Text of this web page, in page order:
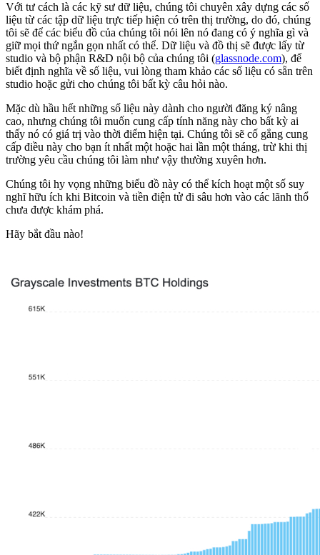
Với tư cách là các kỹ sư dữ liệu, chúng tôi chuyên xây dựng các số
liệu từ ​​các tập dữ liệu trực tiếp hiện có trên thị trường, do đó, chúng
tôi sẽ để các biểu đồ của chúng tôi nói lên nó đang có ý nghĩa gì và
giữ mọi thứ ngắn gọn nhất có thể. Dữ liệu và đồ thị sẽ được lấy từ
studio và bộ phận R&D nội bộ của chúng tôi (glassnode.com), để
biết định nghĩa về số liệu, vui lòng tham khảo các số liệu có sẵn trên
studio hoặc gửi cho chúng tôi bất kỳ câu hỏi nào.
Mặc dù hầu hết những số liệu này dành cho người đăng ký nâng
cao, nhưng chúng tôi muốn cung cấp tính năng này cho bất kỳ ai
thấy nó có giá trị vào thời điểm hiện tại. Chúng tôi sẽ cố gắng cung
cấp điều này cho bạn ít nhất một hoặc hai lần một tháng, trừ khi thị
trường yêu cầu chúng tôi làm như vậy thường xuyên hơn.
Chúng tôi hy vọng những biểu đồ này có thể kích hoạt một số suy
nghĩ hữu ích khi Bitcoin và tiền điện tử đi sâu hơn vào các lãnh thổ
chưa được khám phá.
Hãy bắt đầu nào!